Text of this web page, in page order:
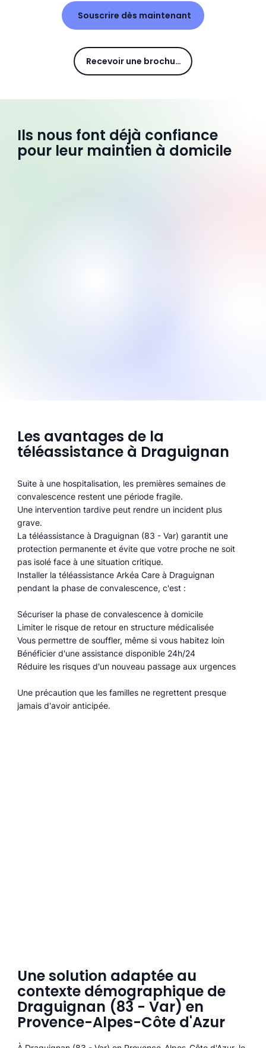
Souscrire dès maintenant
Recevoir une brochure
Ils nous font déjà confiance
pour leur maintien à domicile
Les avantages de la
téléassistance à Draguignan
Suite à une hospitalisation, les premières semaines de
convalescence restent une période fragile.
Une intervention tardive peut rendre un incident plus
grave.
La téléassistance à Draguignan (83 - Var) garantit une
protection permanente et évite que votre proche ne soit
pas isolé face à une situation critique.
Installer la téléassistance Arkéa Care à Draguignan
pendant la phase de convalescence, c'est :
Sécuriser la phase de convalescence à domicile
Limiter le risque de retour en structure médicalisée
Vous permettre de souffler, même si vous habitez loin
Bénéficier d'une assistance disponible 24h/24
Réduire les risques d'un nouveau passage aux urgences
Une précaution que les familles ne regrettent presque
jamais d'avoir anticipée.
Une solution adaptée au
contexte démographique de
Draguignan (83 - Var) en
Provence-Alpes-Côte d'Azur